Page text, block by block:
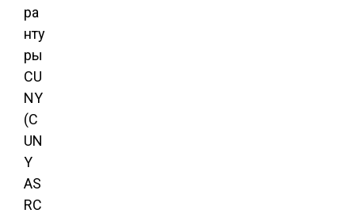
ра
нту
ры
CU
NY
(C
UN
Y
AS
RC